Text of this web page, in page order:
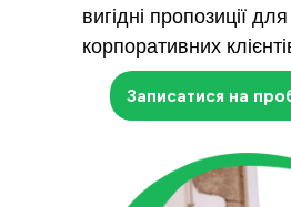
Записатися на
вигідні пропозиції для
корпоративних